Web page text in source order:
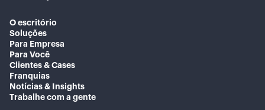
O escritório
Soluções
Para Empresa
Para Você
Clientes & Cases
Franquias
Notícias & Insights
Trabalhe com a gente